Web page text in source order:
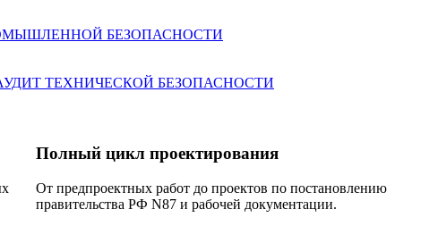
БЕЗОПАСНОСТИ
ТЕХНИЧЕСКОЙ БЕЗОПАСНОСТИ
Полный цикл проектирования
От предпроектных работ до проектов по постановлению
правительства РФ N87 и рабочей документации.